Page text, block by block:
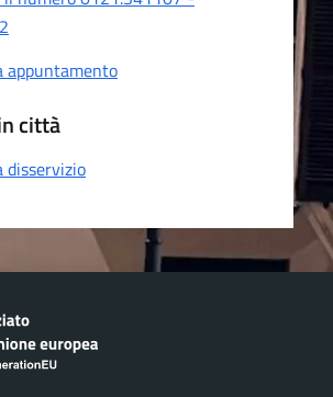
appuntamento
città
disservizio